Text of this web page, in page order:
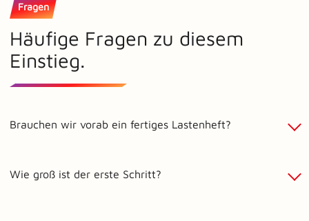
Fragen
Häufige Fragen zu diesem
Einstieg.
Brauchen wir vorab ein fertiges Lastenheft?
Wie groß ist der erste Schritt?